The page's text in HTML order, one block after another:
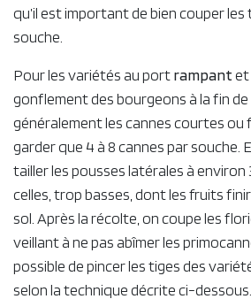
qu’il est important de bien couper les
souche.
Pour les variétés au portrampantet
gonflement des bourgeons à la fin de
généralement les cannes courtes ou
garder que 4 à 8 cannes par souche.
tailler les pousses latérales à environ
celles, trop basses, dont les fruits
sol. Après la récolte, on coupe les
veillant à ne pas abîmer les
possible de pincer les tiges des
selon la technique décrite ci-dessous.